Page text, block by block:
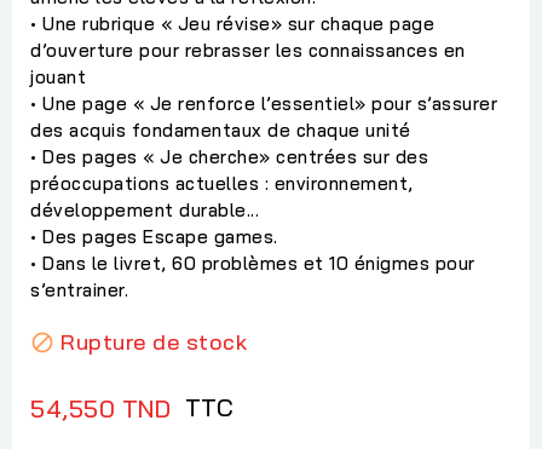
• Une rubrique « Jeu révise» sur chaque page
d’ouverture pour rebrasser les connaissances en
jouant
• Une page « Je renforce l’essentiel» pour s’assurer
des acquis fondamentaux de chaque unité
• Des pages « Je cherche» centrées sur des
préoccupations actuelles : environnement,
développement durable...
• Des pages Escape games.
• Dans le livret, 60 problèmes et 10 énigmes pour
s’entrainer.
 Rupture de stock
54,550 TND TTC